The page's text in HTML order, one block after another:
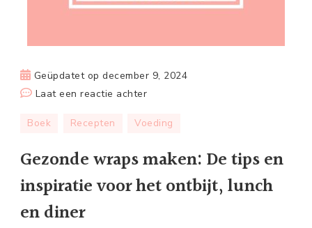
Geüpdatet opdecember 9, 2024
Laat een reactie achterop
wraps
De
tips
Boek Recepten Voeding
Gezonde wraps maken: De tips en
inspiratie voor het ontbijt, lunch
en diner